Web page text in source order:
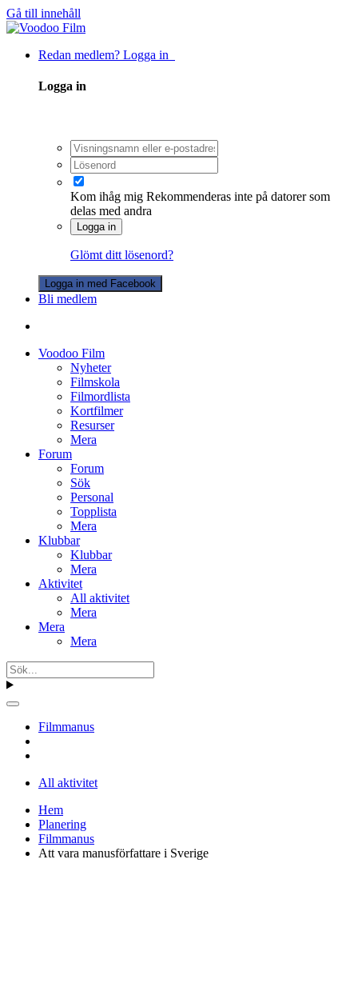
Gå till innehåll
Redan medlem? Logga in
Logga in
Kom ihåg mig Rekommenderas inte på datorer som
delas med andra
Logga in
Glömt ditt lösenord?
Logga in med Facebook
Bli medlem
Voodoo Film
Nyheter
Filmskola
Filmordlista
Kortfilmer
Resurser
Mera
Forum
Forum
Sök
Personal
Topplista
Mera
Klubbar
Klubbar
Mera
Aktivitet
All aktivitet
Mera
Mera
Mera
Filmmanus
All aktivitet
Hem
Planering
Filmmanus
Att vara manusförfattare i Sverige